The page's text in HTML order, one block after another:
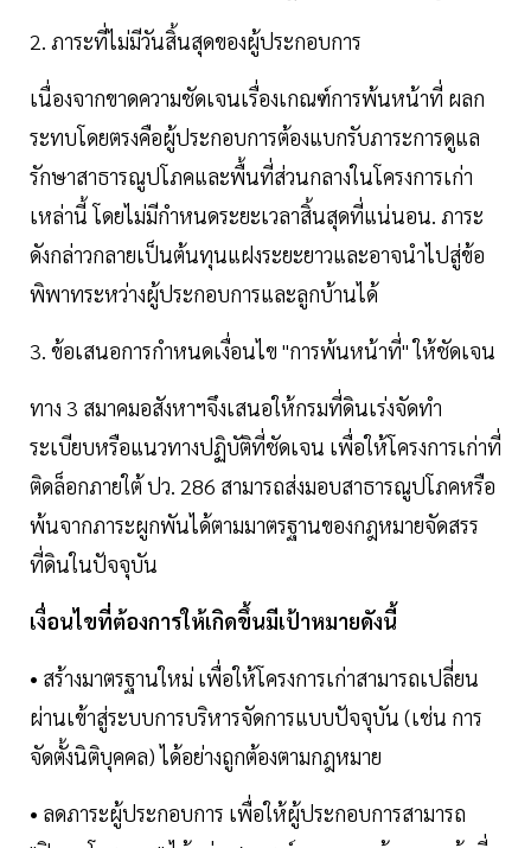
2. ภาระที่ไม่มีวันสิ้นสุดของผู้ประกอบการ
เนื่องจากขาดความชัดเจนเรื่องเกณฑ์การพ้นหน้าที่ ผลก
ระทบโดยตรงคือผู้ประกอบการต้องแบกรับภาระการดูแล
รักษาสาธารณูปโภคและพื้นที่ส่วนกลางในโครงการเก่า
เหล่านี้ โดยไม่มีกำหนดระยะเวลาสิ้นสุดที่แน่นอน. ภาระ
ดังกล่าวกลายเป็นต้นทุนแฝงระยะยาวและอาจนำไปสู่ข้อ
พิพาทระหว่างผู้ประกอบการและลูกบ้านได้
3. ข้อเสนอการกำหนดเงื่อนไข "การพ้นหน้าที่" ให้ชัดเจน
ทาง 3 สมาคมอสังหาฯจึงเสนอให้กรมที่ดินเร่งจัดทำ
ระเบียบหรือแนวทางปฏิบัติที่ชัดเจน เพื่อให้โครงการเก่าที่
ติดล็อกภายใต้ ปว. 286 สามารถส่งมอบสาธารณูปโภคหรือ
พ้นจากภาระผูกพันได้ตามมาตรฐานของกฎหมายจัดสรร
ที่ดินในปัจจุบัน
เงื่อนไขที่ต้องการให้เกิดขึ้นมีเป้าหมายดังนี้
• สร้างมาตรฐานใหม่ เพื่อให้โครงการเก่าสามารถเปลี่ยน
ผ่านเข้าสู่ระบบการบริหารจัดการแบบปัจจุบัน (เช่น การ
จัดตั้งนิติบุคคล) ได้อย่างถูกต้องตามกฎหมาย
• ลดภาระผู้ประกอบการ เพื่อให้ผู้ประกอบการสามารถ